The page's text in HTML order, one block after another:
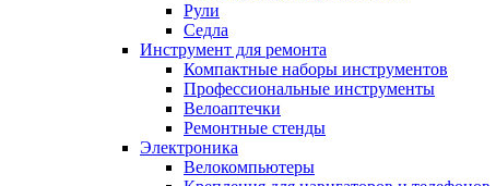
Рули
Седла
Инструмент для ремонта
Компактные наборы инструментов
Профессиональные инструменты
Велоаптечки
Ремонтные стенды
Электроника
Велокомпьютеры